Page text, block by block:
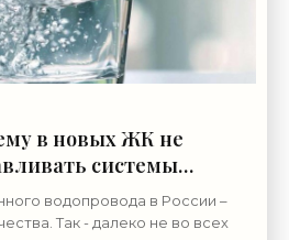
в новых ЖК не
системы
водопровода в России –
Так - далеко не во всех